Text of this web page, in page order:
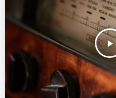
play_arrow